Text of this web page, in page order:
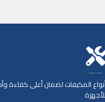
صيانة احترافية
المكيفات لضمان أعلى كفاءة